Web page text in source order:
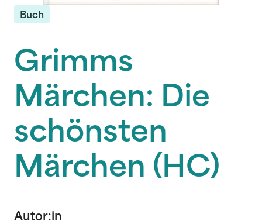
Buch
Grimms
Märchen: Die
schönsten
Märchen (HC)
Autor:in